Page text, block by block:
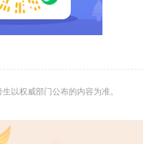
以权威部门公布的内容为准。